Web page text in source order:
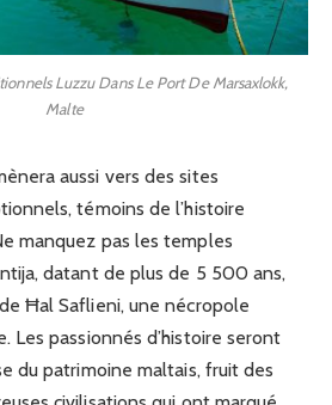
Luzzu Dans Le Port De Marsaxlokk,
Malte
aussi vers des sites
témoins de l’histoire
manquez pas les temples
datant de plus de 5 500 ans,
Ħal Saflieni, une nécropole
Les passionnés d’histoire seront
du patrimoine maltais, fruit des